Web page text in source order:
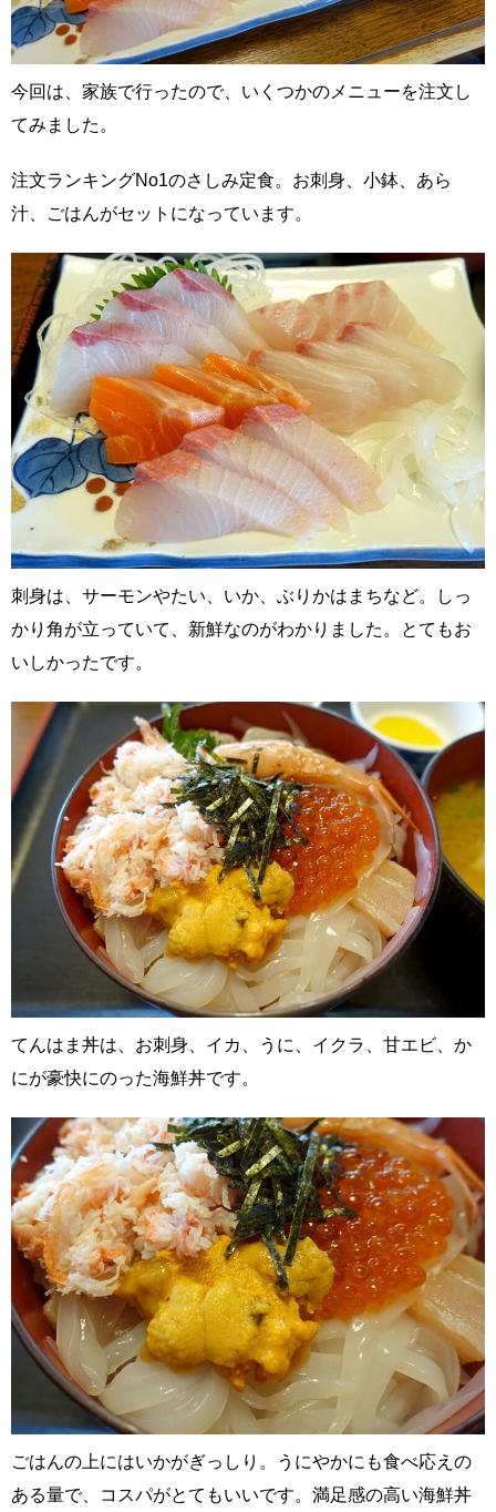
今回は、家族で行ったので、いくつかのメニューを注文し
てみました。
注文ランキングNo1のさしみ定食。お刺身、小鉢、あら
汁、ごはんがセットになっています。
刺身は、サーモンやたい、いか、ぶりかはまちなど。しっ
かり角が立っていて、新鮮なのがわかりました。とてもお
いしかったです。
てんはま丼は、お刺身、イカ、うに、イクラ、甘エビ、か
にが豪快にのった海鮮丼です。
ごはんの上にはいかがぎっしり。うにやかにも食べ応えの
ある量で、コスパがとてもいいです。満足感の高い海鮮丼